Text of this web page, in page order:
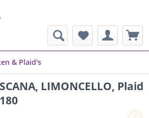
& Plaid's
LIMONCELLO, Plaid